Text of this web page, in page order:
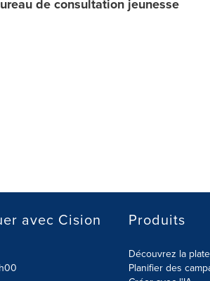
de consultation jeunesse
avec Cision Produits
Découvrez la
Planifier des